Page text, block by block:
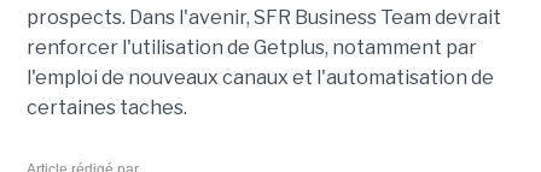
prospects. Dans l'avenir, SFR Business Team devrait
renforcer l'utilisation de Getplus, notamment par
l'emploi de nouveaux canaux et l'automatisation de
certaines taches.